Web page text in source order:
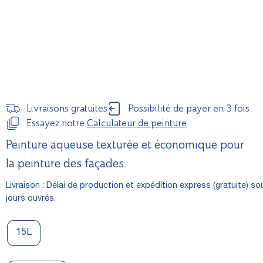
Livraisons gratuites
Possibilité de payer en 3 fois
Essayez notre Calculateur de peinture
Peinture aqueuse texturée et économique pour
la peinture des façades.
Livraison : Délai de production et expédition express (gratuite)
jours ouvrés.
15L